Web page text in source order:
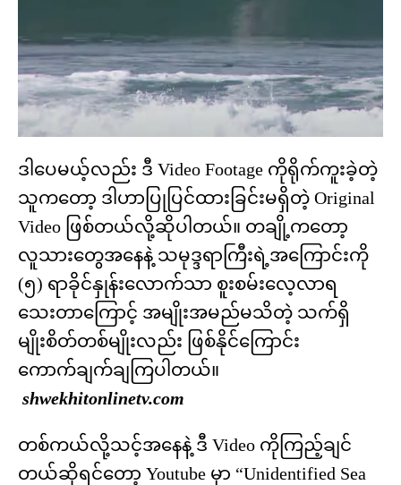
ဒါပေမယ့်လည်း ဒီ Video Footage ကိုရိုက်ကူးခဲ့တဲ့
သူကတော့ ဒါဟာပြုပြင်ထားခြင်းမရှိတဲ့ Original
Video ဖြစ်တယ်လို့ဆိုပါတယ်။ တချို့ကတော့
လူသားတွေအနေနဲ့ သမုဒ္ဒရာကြီးရဲ့အကြောင်းကို
(၅) ရာခိုင်နှုန်းလောက်သာ စူးစမ်းလေ့လာရ
သေးတာကြောင့် အမျိုးအမည်မသိတဲ့ သက်ရှိ
မျိုးစိတ်တစ်မျိုးလည်း ဖြစ်နိုင်ကြောင်း
ကောက်ချက်ချကြပါတယ်။
shwekhitonlinetv.com
တစ်ကယ်လို့သင့်အနေနဲ့ ဒီ Video ကိုကြည့်ချင်
တယ်ဆိုရင်တော့ Youtube မှာ “Unidentified Sea